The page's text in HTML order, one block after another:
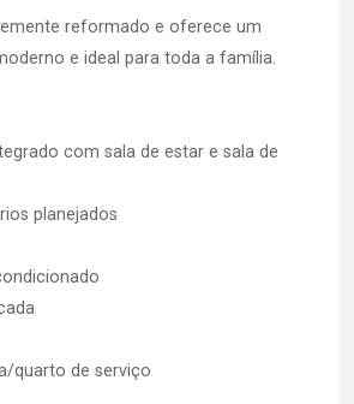
reformado e oferece um
e ideal para toda a família.
com sala de estar e sala de
planejados
quarto de serviço